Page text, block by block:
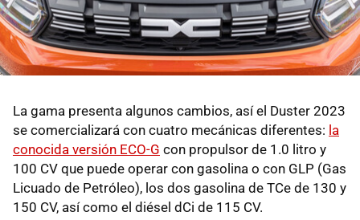
La gama presenta algunos cambios, así el Duster 2023
se comercializará con cuatro mecánicas diferentes: la
conocida versión ECO-G con propulsor de 1.0 litro y
100 CV que puede operar con gasolina o con GLP (Gas
Licuado de Petróleo), los dos gasolina de TCe de 130 y
150 CV, así como el diésel dCi de 115 CV.